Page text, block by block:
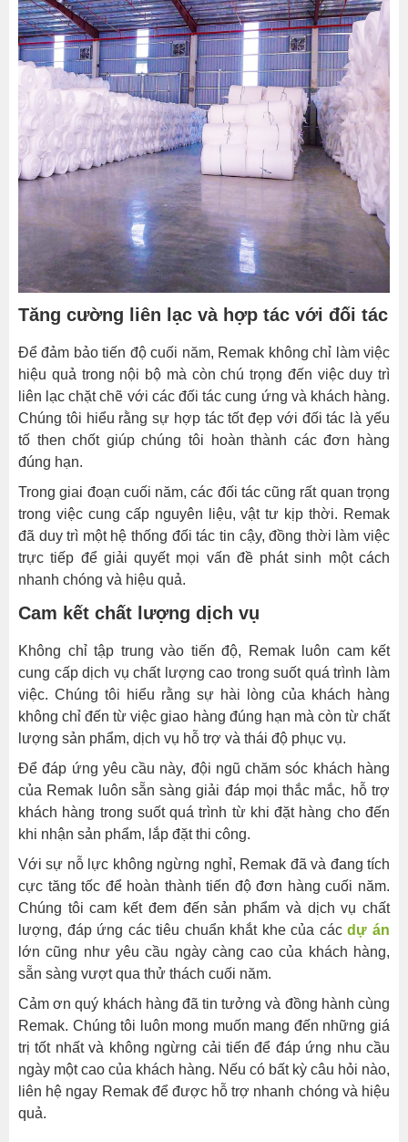
Tăng cường liên lạc và hợp tác với đối tác
Để đảm bảo tiến độ cuối năm, Remak không chỉ làm việc
hiệu quả trong nội bộ mà còn chú trọng đến việc duy trì
liên lạc chặt chẽ với các đối tác cung ứng và khách hàng.
Chúng tôi hiểu rằng sự hợp tác tốt đẹp với đối tác là yếu
tố then chốt giúp chúng tôi hoàn thành các đơn hàng
đúng hạn.
Trong giai đoạn cuối năm, các đối tác cũng rất quan trọng
trong việc cung cấp nguyên liệu, vật tư kịp thời. Remak
đã duy trì một hệ thống đối tác tin cậy, đồng thời làm việc
trực tiếp để giải quyết mọi vấn đề phát sinh một cách
nhanh chóng và hiệu quả.
Cam kết chất lượng dịch vụ
Không chỉ tập trung vào tiến độ, Remak luôn cam kết
cung cấp dịch vụ chất lượng cao trong suốt quá trình làm
việc. Chúng tôi hiểu rằng sự hài lòng của khách hàng
không chỉ đến từ việc giao hàng đúng hạn mà còn từ chất
lượng sản phẩm, dịch vụ hỗ trợ và thái độ phục vụ.
Để đáp ứng yêu cầu này, đội ngũ chăm sóc khách hàng
của Remak luôn sẵn sàng giải đáp mọi thắc mắc, hỗ trợ
khách hàng trong suốt quá trình từ khi đặt hàng cho đến
khi nhận sản phẩm, lắp đặt thi công.
Với sự nỗ lực không ngừng nghỉ, Remak đã và đang tích
cực tăng tốc để hoàn thành tiến độ đơn hàng cuối năm.
Chúng tôi cam kết đem đến sản phẩm và dịch vụ chất
lượng, đáp ứng các tiêu chuẩn khắt khe của cácdự án
lớn cũng như yêu cầu ngày càng cao của khách hàng,
sẵn sàng vượt qua thử thách cuối năm.
Cảm ơn quý khách hàng đã tin tưởng và đồng hành cùng
Remak. Chúng tôi luôn mong muốn mang đến những giá
trị tốt nhất và không ngừng cải tiến để đáp ứng nhu cầu
ngày một cao của khách hàng. Nếu có bất kỳ câu hỏi nào,
liên hệ ngay Remak để được hỗ trợ nhanh chóng và hiệu
quả.